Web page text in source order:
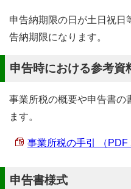
申告納期限の日が土日祝日
告納期限になります。
申告時における参考資
事業所税の概要や申告書の
ます。
事業所税の手引 （PDF
申告書様式